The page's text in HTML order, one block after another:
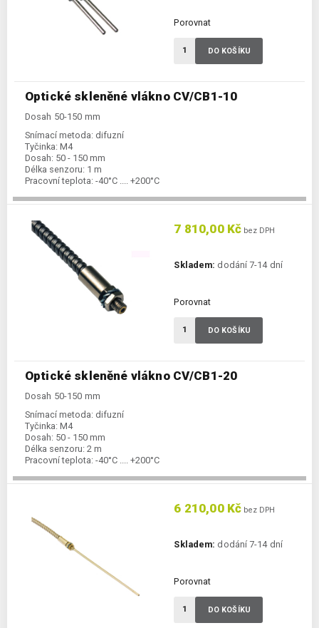
Optické skleněné vlákno CV/CB1-10
Dosah 50-150 mm
Snímací metoda: difuzní
Tyčinka: M4
Dosah: 50 - 150 mm
Délka senzoru: 1 m
Pracovní teplota: -40°C .... +200°C
Porovnat
DO KOŠÍKU
Optické skleněné vlákno CV/CB1-20
Dosah 50-150 mm
Snímací metoda: difuzní
Tyčinka: M4
Dosah: 50 - 150 mm
Délka senzoru: 2 m
Pracovní teplota: -40°C .... +200°C
7 810,00 Kč bez DPH
Skladem: dodání 7-14 dní
Porovnat
DO KOŠÍKU
6 210,00 Kč bez DPH
Skladem: dodání 7-14 dní
Porovnat
DO KOŠÍKU